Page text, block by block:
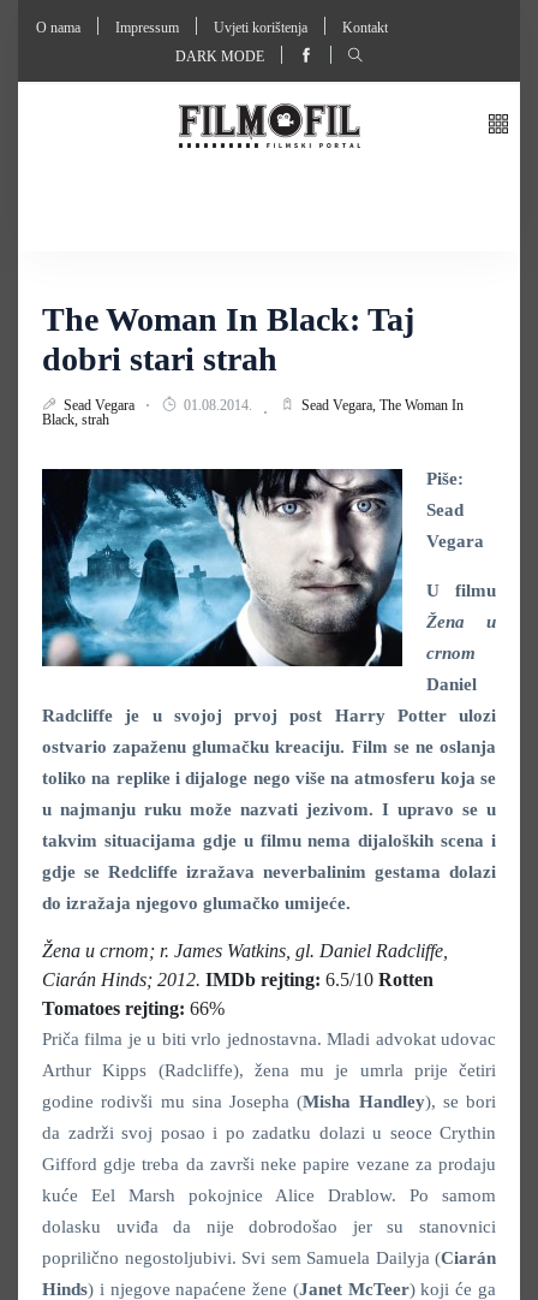
O nama Impressum Uvjeti korištenja
Kontakt
DARK MODE
The Woman In Black: Taj
dobri stari strah
Sead Vegara 01.08.2014. Sead Vegara, The Woman In
Black, strah
Piše:
Sead
Vegara
U filmu
Žena u
crnom
Daniel
Radcliffe je u svojoj prvoj post Harry Potter ulozi
ostvario zapaženu glumačku kreaciju. Film se ne oslanja
toliko na replike i dijaloge nego više na atmosferu koja se
u najmanju ruku može nazvati jezivom. I upravo se u
takvim situacijama gdje u filmu nema dijaloških scena i
gdje se Redcliffe izražava neverbalinim gestama dolazi
do izražaja njegovo glumačko umijeće.
Žena u crnom; r. James Watkins, gl. Daniel Radcliffe,
Ciarán Hinds; 2012. IMDb rejting: 6.5/10 Rotten
Tomatoes rejting: 66%
Priča filma je u biti vrlo jednostavna. Mladi advokat udovac
Arthur Kipps (Radcliffe), žena mu je umrla prije četiri
godine rodivši mu sina Josepha (Misha Handley), se bori
da zadrži svoj posao i po zadatku dolazi u seoce Crythin
Gifford gdje treba da završi neke papire vezane za prodaju
kuće Eel Marsh pokojnice Alice Drablow. Po samom
dolasku uviđa da nije dobrodošao jer su stanovnici
poprilično negostoljubivi. Svi sem Samuela Dailyja (Ciarán
Hinds) i njegove napaćene žene (Janet McTeer) koji će ga